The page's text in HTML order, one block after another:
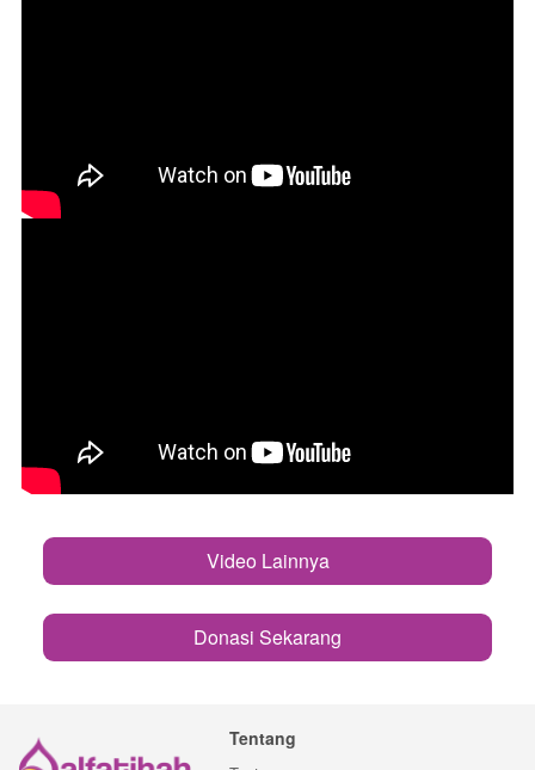
`
Video Lainnya
`Donasi Sekarang
Tentang